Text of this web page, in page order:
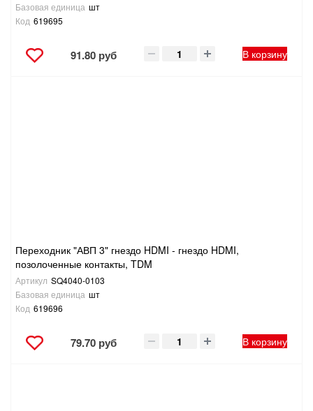
Базовая единица шт
Код 619695
91.80 руб В корзину
Переходник "АВП 3" гнездо HDMI - гнездо HDMI,
позолоченные контакты, TDM
Артикул SQ4040-0103
Базовая единица шт
Код 619696
79.70 руб В корзину